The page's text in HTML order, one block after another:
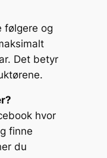
følgere og
Det betyr
hvor
finne
du